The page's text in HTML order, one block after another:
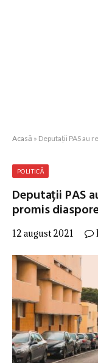
Acasă » Deputații PAS au
POLITICĂ
Deputații PAS
promis
12 august 2021